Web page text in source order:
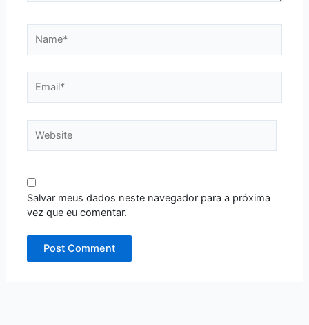
Salvar meus dados neste navegador para a próxima
vez que eu comentar.